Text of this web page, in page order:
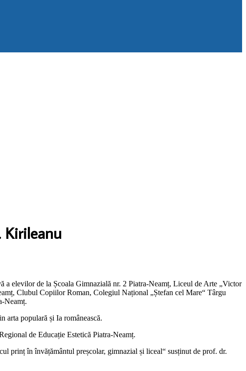
Kirileanu
a elevilor de la Școala Gimnazială nr. 2 Piatra-Neamț, Liceul de Arte „Victor
Clubul Copiilor Roman, Colegiul Național „Ștefan cel Mare“ Târgu
Neamț.
arta populară și Ia românească.
de Educație Estetică Piatra-Neamț.
prinț în învățământul preșcolar, gimnazial și liceal“ susținut de prof. dr.